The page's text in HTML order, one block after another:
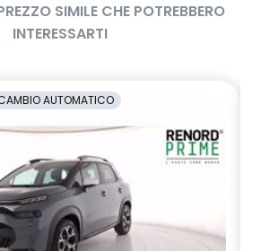
SIMILE CHE POTREBBERO
INTERESSARTI
AUTOMATICO